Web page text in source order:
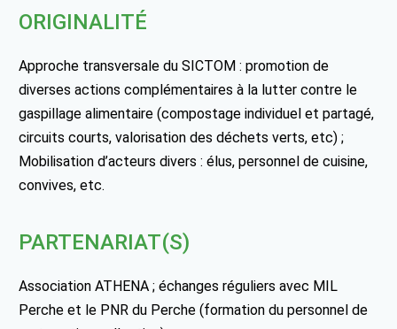
ORIGINALITÉ
Approche transversale du SICTOM : promotion de
diverses actions complémentaires à la lutter contre le
gaspillage alimentaire (compostage individuel et partagé,
circuits courts, valorisation des déchets verts, etc) ;
Mobilisation d’acteurs divers : élus, personnel de cuisine,
convives, etc.
PARTENARIAT(S)
Association ATHENA ; échanges réguliers avec MIL
Perche et le PNR du Perche (formation du personnel de